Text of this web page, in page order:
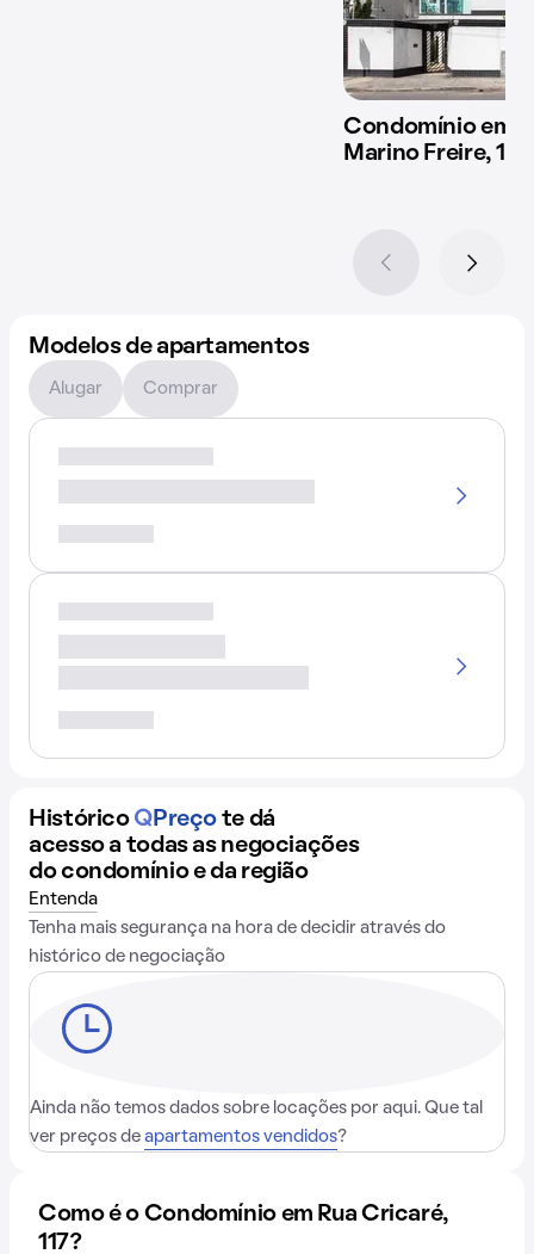
Condomínio em
Marino Freire, 135
Modelos de apartamentos
Alugar Comprar
Histórico QPreço te dá
acesso a todas as negociações
do condomínio e da região
Entenda
Tenha mais segurança na hora de decidir através do
histórico de negociação
Ainda não temos dados sobre locações por aqui. Que tal
ver preços de apartamentos vendidos?
Como é o Condomínio em Rua Cricaré,
117?